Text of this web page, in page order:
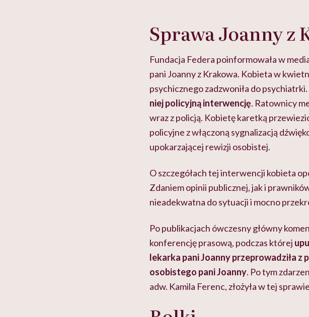
Sprawa Joanny z
Fundacja Federa poinformowała w
pani Joanny z Krakowa. Kobieta w
psychicznego zadzwoniła do psychiatrki.
niej policyjną interwencję. Ratownicy
wraz z policją. Kobietę karetką
policyjne z włączoną sygnalizacją
upokarzającej rewizji osobistej.
O szczegółach tej interwencji kobieta
Zdaniem opinii publicznej, jak i
nieadekwatna do sytuacji i mocno
Po publikacjach ówczesny główny
konferencję prasową, podczas której
lekarka pani Joanny przeprowadziła z
osobistego pani Joanny. Po tym
adw. Kamila Ferenc, złożyła w tej